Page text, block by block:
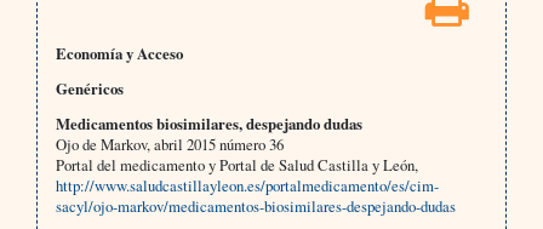
Economía y Acceso
Genéricos
Medicamentos biosimilares, despejando dudas
Ojo de Markov, abril 2015 número 36
Portal del medicamento y Portal de Salud Castilla y León,
http://www.saludcastillayleon.es/portalmedicamento/es/cim-
sacyl/ojo-markov/medicamentos-biosimilares-despejando-dudas